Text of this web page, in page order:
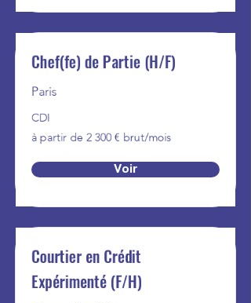
Chef(fe) de Partie (H/F)
Paris
CDI
à partir de 2 300 € brut/mois
Voir
Courtier en Crédit
Expérimenté (F/H)